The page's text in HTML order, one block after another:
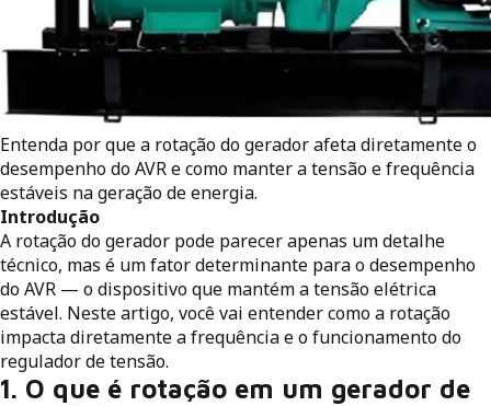
Entenda por que a rotação do gerador afeta diretamente o
desempenho do AVR e como manter a tensão e frequência
estáveis na geração de energia.
Introdução
A rotação do gerador pode parecer apenas um detalhe
técnico, mas é um fator determinante para o desempenho
do AVR — o dispositivo que mantém a tensão elétrica
estável. Neste artigo, você vai entender como a rotação
impacta diretamente a frequência e o funcionamento do
regulador de tensão.
1. O que é rotação em um gerador de